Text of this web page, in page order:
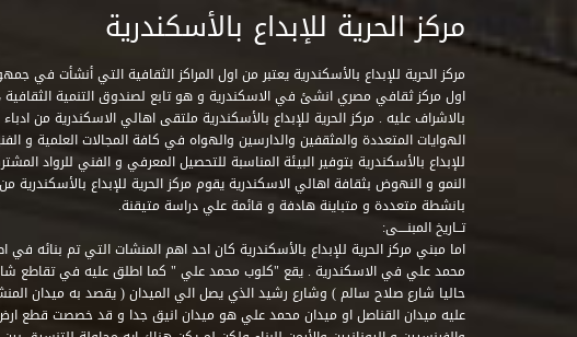
مركز الحرية للإبداع بالأسكندرية
مركز الحرية للإبداع بالأسكندرية يعتبر من اول المراكز الثقافية التي أنشأت في
اول مركز ثقافي مصري انشئ في الاسكندرية و هو تابع لصندوق التنمية الثقافية
بالاشراف عليه . مركز الحرية للإبداع بالأسكندرية ملتقى اهالي الاسكندرية من
الهوايات المتعددة والمثقفين والدارسين والهواه في كافة المجالات العلمية و
للإبداع بالأسكندرية بتوفير البيئة المناسبة للتحصيل المعرفي و الفني للرواد
النمو و النهوض بثقافة اهالي الاسكندرية يقوم مركز الحرية للإبداع بالأسكندرية
بانشطة متعددة و متباينة هادفة و قائمة علي دراسة متيقنة.
تــاريخ المبنــــى:
اما مبني مركز الحرية للإبداع بالأسكندرية كان احد اهم المنشات التي تم بنائه في
محمد علي في الاسكندرية . يقع "كلوب محمد علي " كما اطلق عليه في تقاطع
حاليا شارع صلاح سالم ) وشارع رشيد الذي يصل الي الميدان ( يقصد به ميدان
عليه ميدان القناصل او ميدان محمد علي هو ميدان انيق جدا و قد خصصت قطع ارض